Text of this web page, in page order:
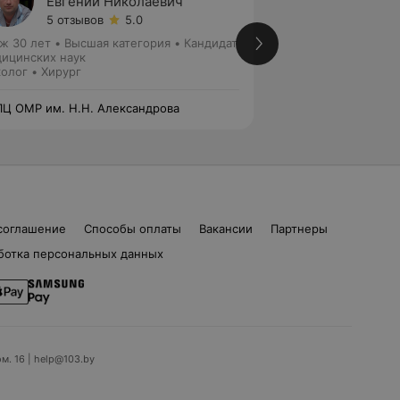
5 отзывов
5.0
30 лет • Высшая категория • Кандидат
наук
• Хирург
ОМР им. Н.Н. Александрова
Способы оплаты Вакансии
Партнеры
персональных данных
16 | help@103.by